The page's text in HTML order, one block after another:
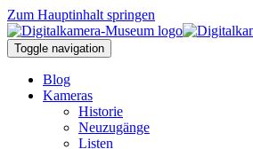
Zum Hauptinhalt springen
Toggle navigation
Blog
Kameras
Historie
Neuzugänge
Listen